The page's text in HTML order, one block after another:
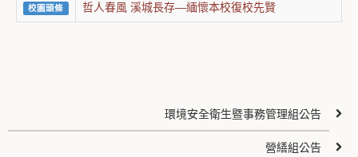
校園頭條 哲人春風 溪城長存—緬懷本校復校先賢
環境安全衛生暨事務管理組公告
營繕組公告